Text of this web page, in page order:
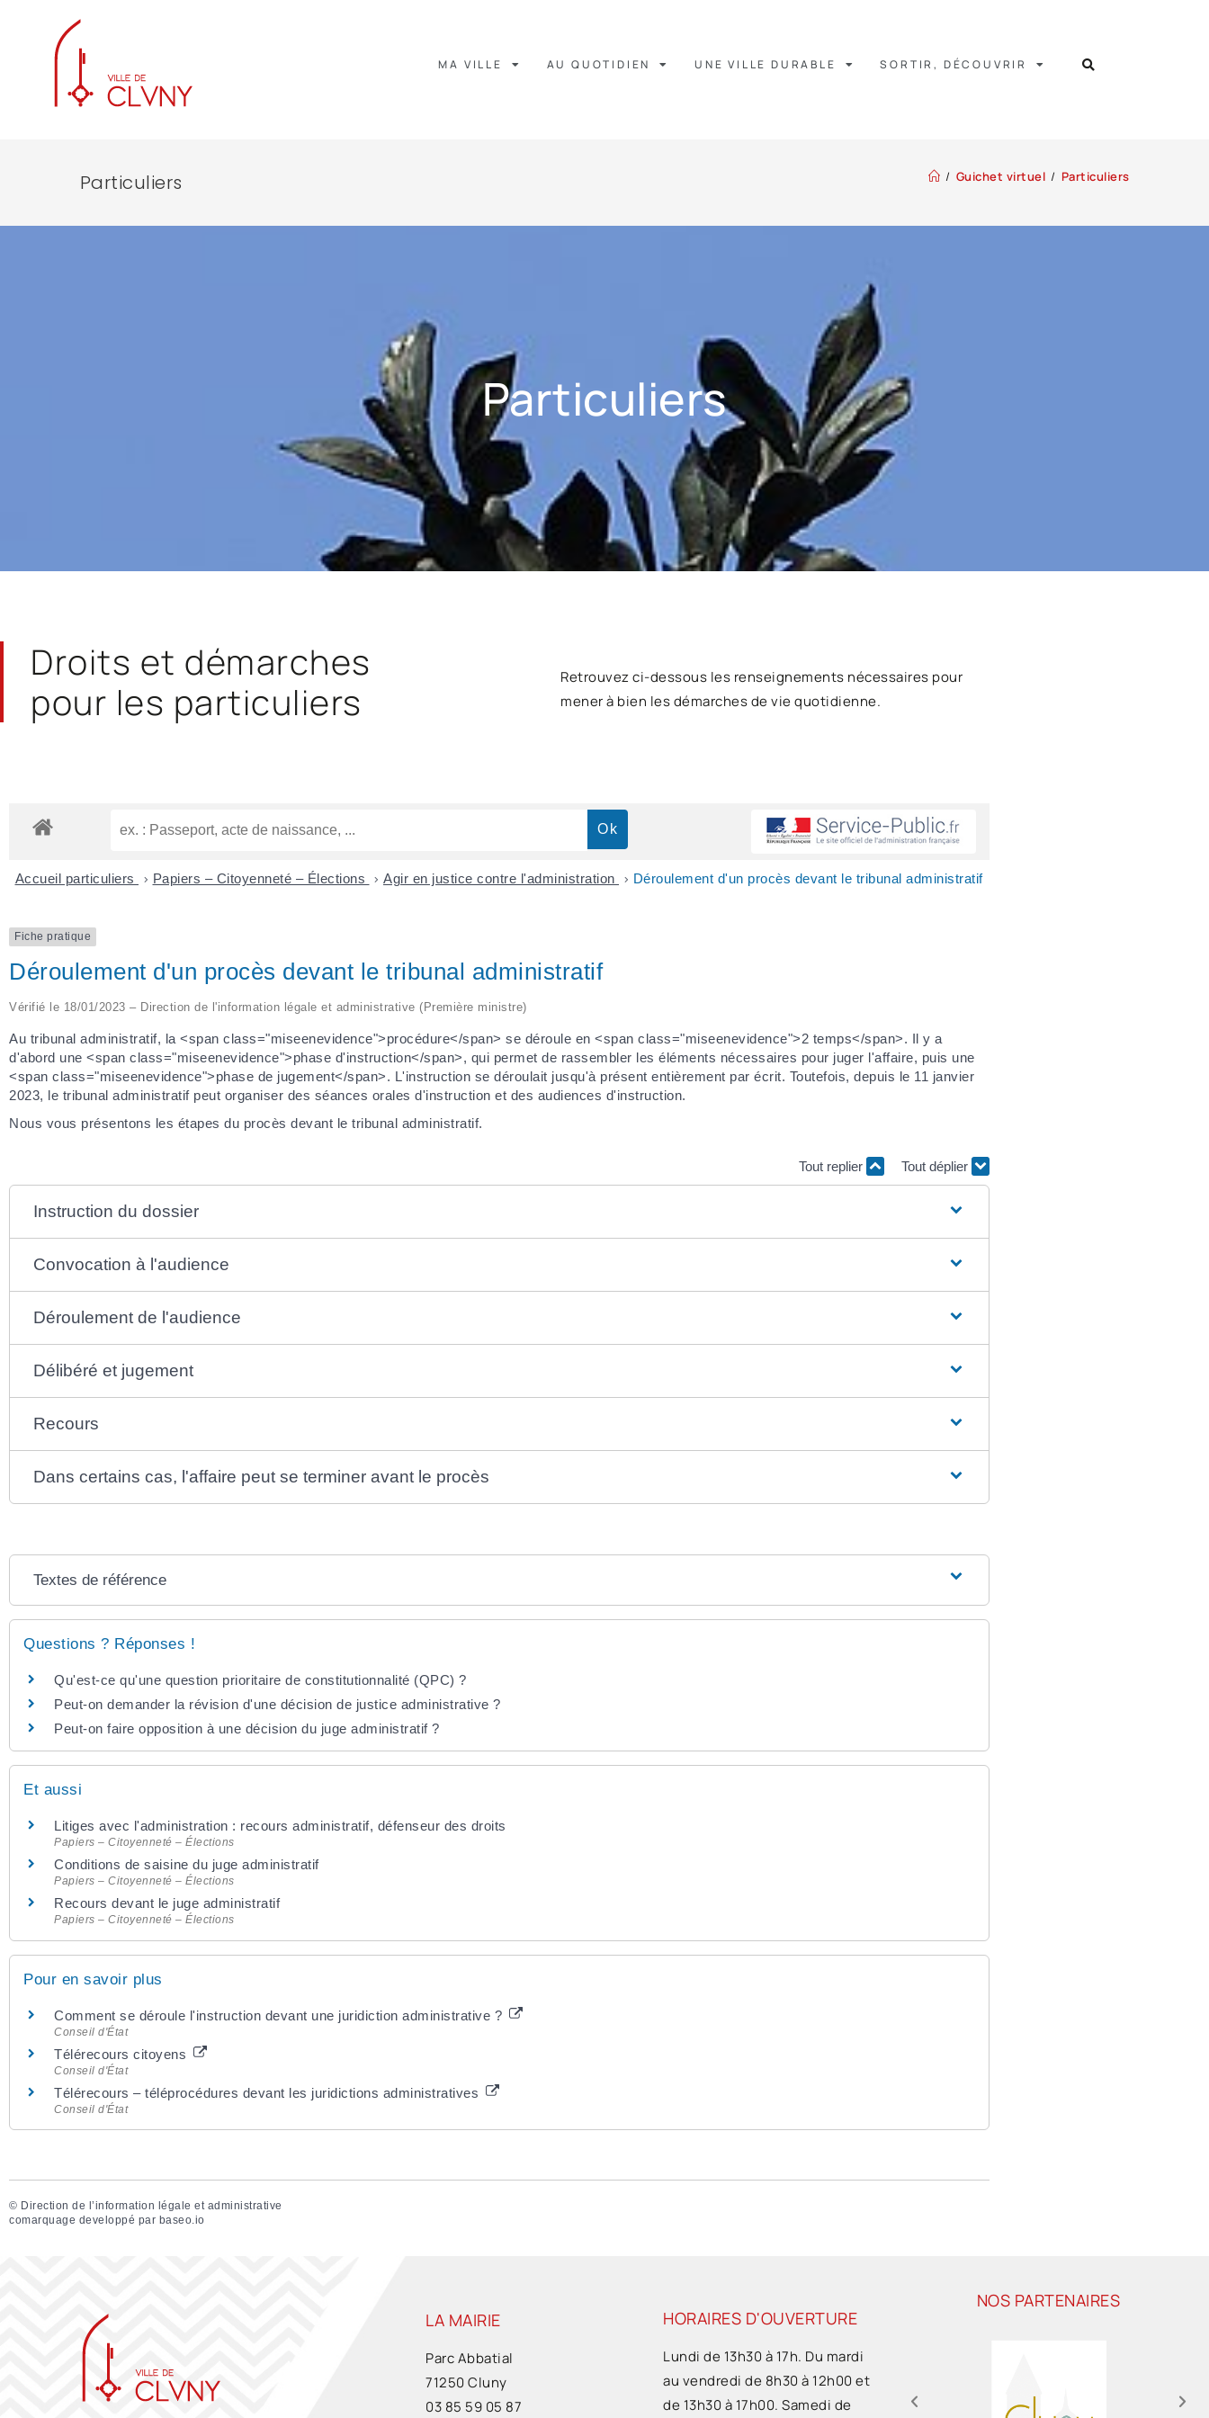
MA VILLE AU QUOTIDIEN UNE VILLE DURABLE SORTIR, DÉCOUVRIR
Particuliers / Guichet virtuel / Particuliers
Particuliers
Droits et démarches
pour les particuliers
Retrouvez ci-dessous les renseignements nécessaires pour
mener à bien les démarches de vie quotidienne.
Accueil particuliers > Papiers – Citoyenneté – Élections > Agir en justice contre l'administration > Déroulement d'un procès devant le tribunal administratif
Fiche pratique
Déroulement d'un procès devant le tribunal administratif
Vérifié le 18/01/2023 – Direction de l'information légale et administrative (Première ministre)
Au tribunal administratif, la <span class="miseenevidence">procédure</span> se déroule en <span class="miseenevidence">2 temps</span>. Il y a
d'abord une <span class="miseenevidence">phase d'instruction</span>, qui permet de rassembler les éléments nécessaires pour juger l'affaire, puis une
<span class="miseenevidence">phase de jugement</span>. L'instruction se déroulait jusqu'à présent entièrement par écrit. Toutefois, depuis le 11 janvier
2023, le tribunal administratif peut organiser des séances orales d'instruction et des audiences d'instruction.
Nous vous présentons les étapes du procès devant le tribunal administratif.
Tout replier Tout déplier
Instruction du dossier
Convocation à l'audience
Déroulement de l'audience
Délibéré et jugement
Recours
Dans certains cas, l'affaire peut se terminer avant le procès
Textes de référence
Questions ? Réponses !
Qu'est-ce qu'une question prioritaire de constitutionnalité (QPC) ?
Peut-on demander la révision d'une décision de justice administrative ?
Peut-on faire opposition à une décision du juge administratif ?
Et aussi
Litiges avec l'administration : recours administratif, défenseur des droits
Papiers – Citoyenneté – Élections
Conditions de saisine du juge administratif
Papiers – Citoyenneté – Élections
Recours devant le juge administratif
Papiers – Citoyenneté – Élections
Pour en savoir plus
Comment se déroule l'instruction devant une juridiction administrative ?
Conseil d'État
Télérecours citoyens
Conseil d'État
Télérecours – téléprocédures devant les juridictions administratives
Conseil d'État
© Direction de l’information légale et administrative
comarquage developpé par baseo.io
LA MAIRIE
Parc Abbatial
71250 Cluny
03 85 59 05 87
HORAIRES D'OUVERTURE
Lundi de 13h30 à 17h. Du mardi
au vendredi de 8h30 à 12h00 et
de 13h30 à 17h00. Samedi de
NOS PARTENAIRES